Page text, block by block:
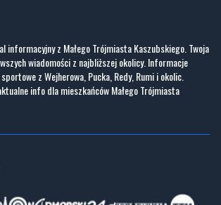
informacyjny z Małego Trójmiasta Kaszubskiego. Twoja
wiadomości z najbliższej okolicy. Informacje
z Wejherowa, Pucka, Redy, Rumi i okolic.
info dla mieszkańców Małego Trójmiasta